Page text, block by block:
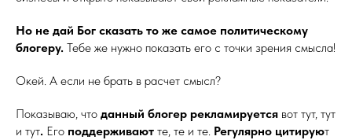
Но не дай Бог сказать то же самое политическому
блогеру. Тебе же нужно показать его с точки зрения смысла!
Окей. А если не брать в расчет смысл?
Показываю, что данный блогер рекламируется вот тут, тут
и тут. Его поддерживают те, те и те. Регулярно цитируют